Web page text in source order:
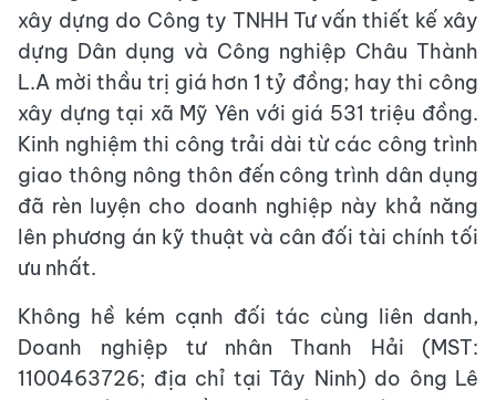
xây dựng do Công ty TNHH Tư vấn thiết kế xây
dựng Dân dụng và Công nghiệp Châu Thành
L.A mời thầu trị giá hơn 1 tỷ đồng; hay thi công
xây dựng tại xã Mỹ Yên với giá 531 triệu đồng.
Kinh nghiệm thi công trải dài từ các công trình
giao thông nông thôn đến công trình dân dụng
đã rèn luyện cho doanh nghiệp này khả năng
lên phương án kỹ thuật và cân đối tài chính tối
ưu nhất.
Không hề kém cạnh đối tác cùng liên danh,
Doanh nghiệp tư nhân Thanh Hải (MST:
1100463726; địa chỉ tại Tây Ninh) do ông Lê